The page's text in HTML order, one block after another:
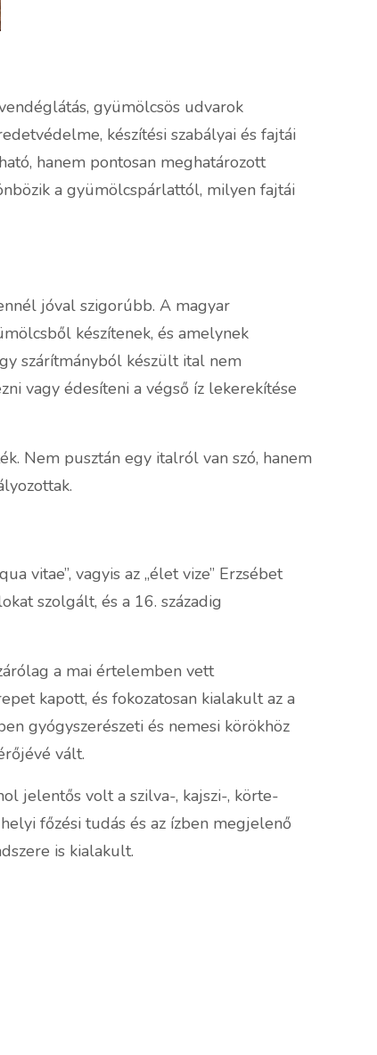
gyümölcsös udvarok
készítési szabályai és fajtái
hanem pontosan meghatározott
a gyümölcspárlattól, milyen fajtái
jóval szigorúbb. A magyar
készítenek, és amelynek
szárítmányból készült ital nem
vagy édesíteni a végső íz lekerekítése
Nem pusztán egy italról van szó, hanem
vitae”, vagyis az „élet vize” Erzsébet
szolgált, és a 16. századig
a mai értelemben vett
kapott, és fokozatosan kialakult az a
gyógyszerészeti és nemesi körökhöz
vált.
jelentős volt a szilva-, kajszi-, körte-
főzési tudás és az ízben megjelenő
is kialakult.